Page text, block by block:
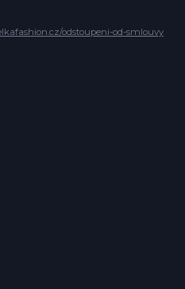
odstoupeni-od-smlouvy